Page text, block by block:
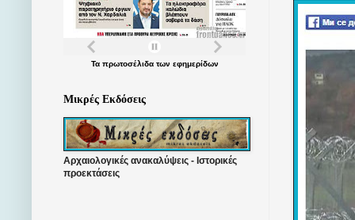
Τα πρωτοσέλιδατων εφημερίδων
Μικρές Εκδόσεις
Αρχαιολογικές ανακαλύψεις - Ιστορικές
προεκτάσεις